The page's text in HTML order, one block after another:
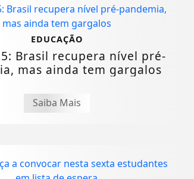
EDUCAÇÃO
Brasil recupera nível pré-
mas ainda tem gargalos
Saiba Mais